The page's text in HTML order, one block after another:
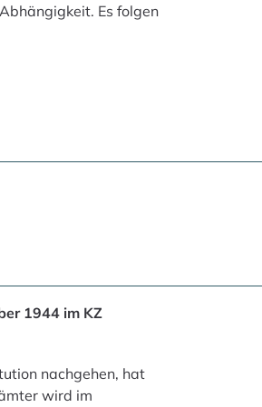
Es folgen
1944 im KZ
nachgehen, hat
wird im